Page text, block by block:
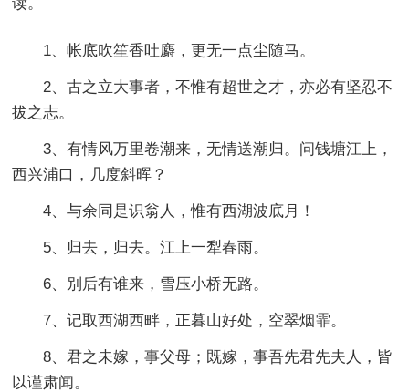
1、帐底吹笙香吐麝，更无一点尘随马。
2、古之立大事者，不惟有超世之才，亦必有坚忍不
拔之志。
3、有情风万里卷潮来，无情送潮归。问钱塘江上，
西兴浦口，几度斜晖？
4、与余同是识翁人，惟有西湖波底月！
5、归去，归去。江上一犁春雨。
6、别后有谁来，雪压小桥无路。
7、记取西湖西畔，正暮山好处，空翠烟霏。
8、君之未嫁，事父母；既嫁，事吾先君先夫人，皆
以谨肃闻。